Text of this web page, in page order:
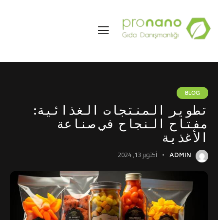
BLOG
تطوير المنتجات الغذائية:
مفتاح النجاح في صناعة
الأغذية
ADMIN أكتوبر 13, 2024